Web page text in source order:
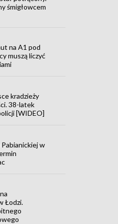
śmigłowcem
na A1 pod
muszą liczyć
kradzieży
38-latek
[WIDEO]
w
Łodzi.